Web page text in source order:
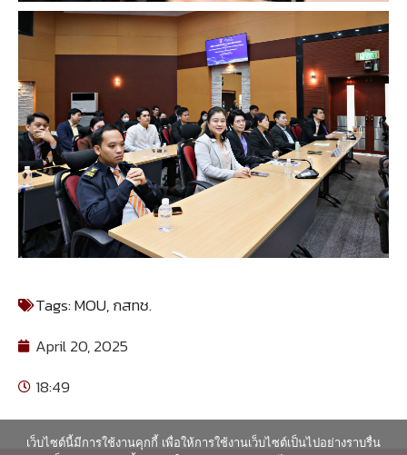
Tags:MOU,กสทช.
April 20, 2025
18:49
เว็บไซต์นี้มีการใช้งานคุกกี้ เพื่อให้การใช้งานเว็บไซต์เป็นไปอย่างราบรื่น